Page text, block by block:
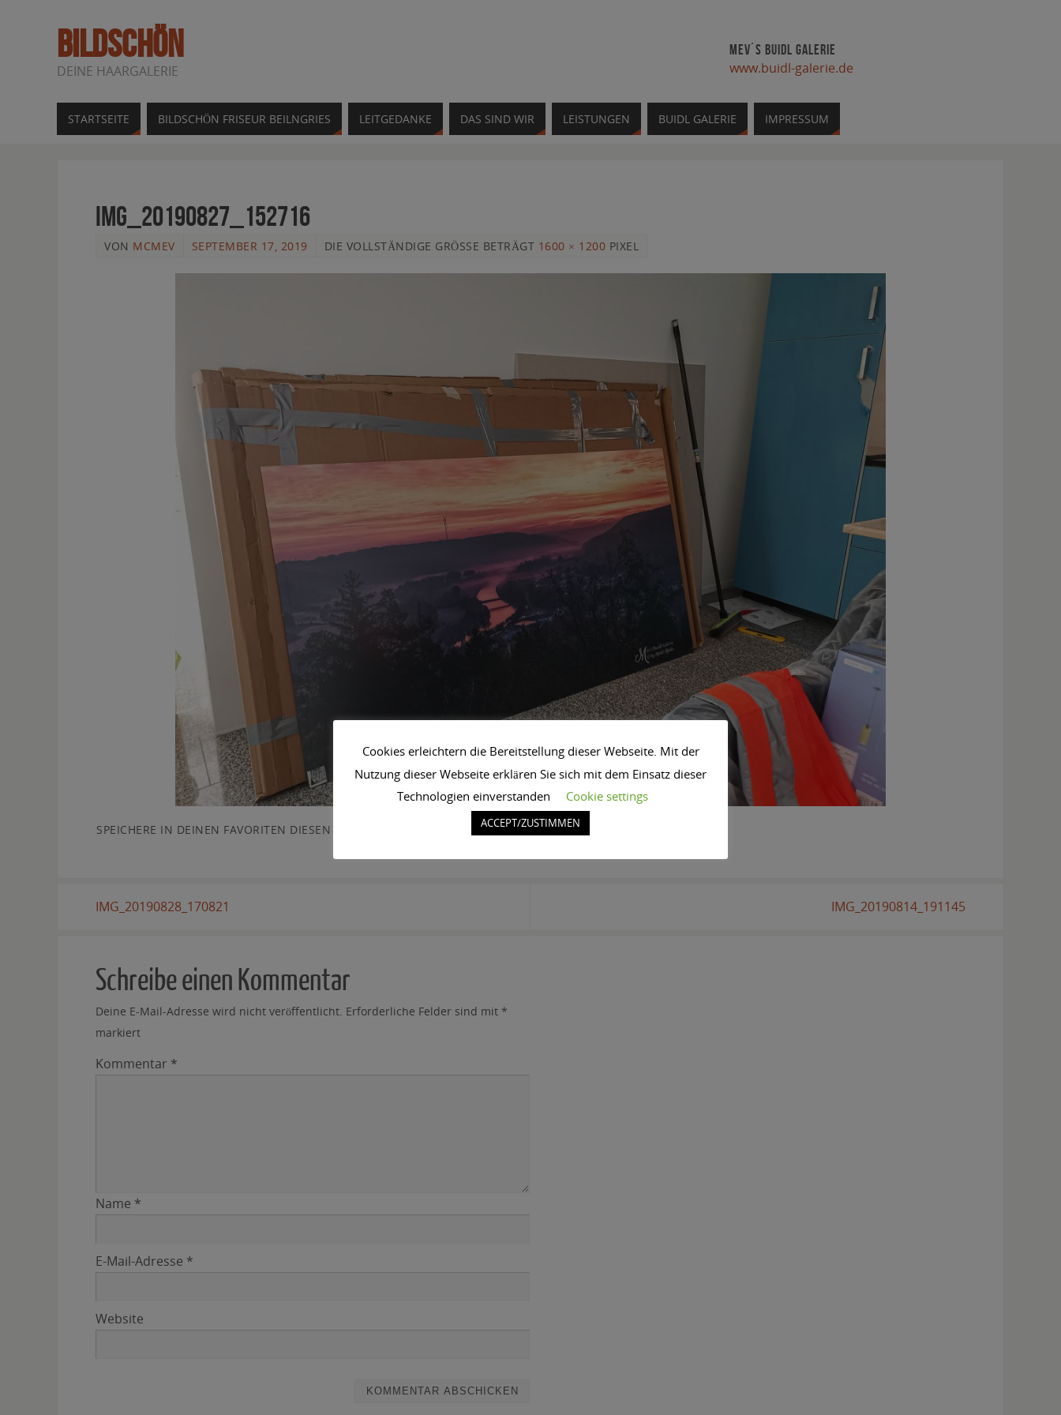
BILDSCHÖN
DEINE HAARGALERIE
MEV´S BUIDL GALERIE
www.buidl-galerie.de
STARTSEITE BILDSCHÖN FRISEUR BEILNGRIES LEITGEDANKE DAS SIND WIR LEISTUNGEN BUIDL GALERIE IMPRESSUM
IMG_20190827_152716
VON MCMEV SEPTEMBER 17, 2019 DIE VOLLSTÄNDIGE GRÖSSE BETRÄGT 1600 × 1200 PIXEL
SPEICHERE IN DEINEN FAVORITEN DIESEN
IMG_20190828_170821 IMG_20190814_191145
Schreibe einen Kommentar
Deine E-Mail-Adresse wird nicht veröffentlicht. Erforderliche Felder sind mit *
markiert
Kommentar *
Name *
E-Mail-Adresse *
Website
Cookies erleichtern die Bereitstellung dieser Webseite. Mit der
Nutzung dieser Webseite erklären Sie sich mit dem Einsatz dieser
Technologien einverstanden
Cookie settings
ACCEPT/ZUSTIMMEN